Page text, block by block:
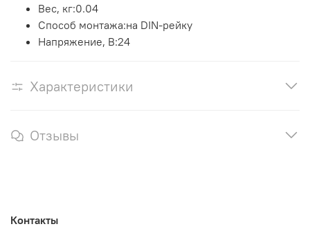
Вес, кг:0.04
Способ монтажа:на DIN-рейку
Напряжение, В:24
Характеристики
Отзывы
Контакты